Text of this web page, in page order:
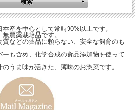
産を中心として常時90%以上です。
農薬栽培品です。
などの薬品に頼らない、安全な飼育のも
も含め、化学合成の食品添加物を使って
うま味が活きた、薄味のお惣菜です。